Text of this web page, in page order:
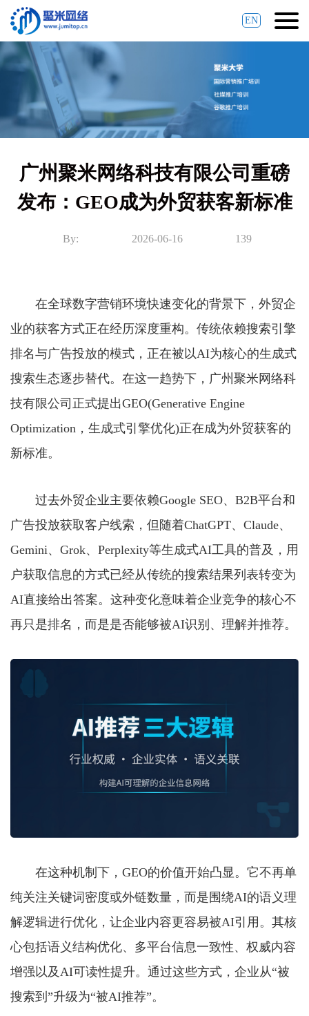
EN
广州聚米网络科技有限公司重磅
发布：GEO成为外贸获客新标准
By: 2026-06-16 139
在全球数字营销环境快速变化的背景下，外贸企
业的获客方式正在经历深度重构。传统依赖搜索引擎
排名与广告投放的模式，正在被以AI为核心的生成式
搜索生态逐步替代。在这一趋势下，广州聚米网络科
技有限公司正式提出GEO(Generative Engine
Optimization，生成式引擎优化)正在成为外贸获客的
新标准。
过去外贸企业主要依赖Google SEO、B2B平台和
广告投放获取客户线索，但随着ChatGPT、Claude、
Gemini、Grok、Perplexity等生成式AI工具的普及，用
户获取信息的方式已经从传统的搜索结果列表转变为
AI直接给出答案。这种变化意味着企业竞争的核心不
再只是排名，而是是否能够被AI识别、理解并推荐。
在这种机制下，GEO的价值开始凸显。它不再单
纯关注关键词密度或外链数量，而是围绕AI的语义理
解逻辑进行优化，让企业内容更容易被AI引用。其核
心包括语义结构优化、多平台信息一致性、权威内容
增强以及AI可读性提升。通过这些方式，企业从“被
搜索到”升级为“被AI推荐”。